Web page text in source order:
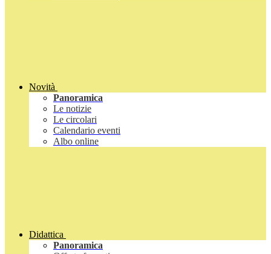
Novità
Panoramica
Le notizie
Le circolari
Calendario eventi
Albo online
Didattica
Panoramica